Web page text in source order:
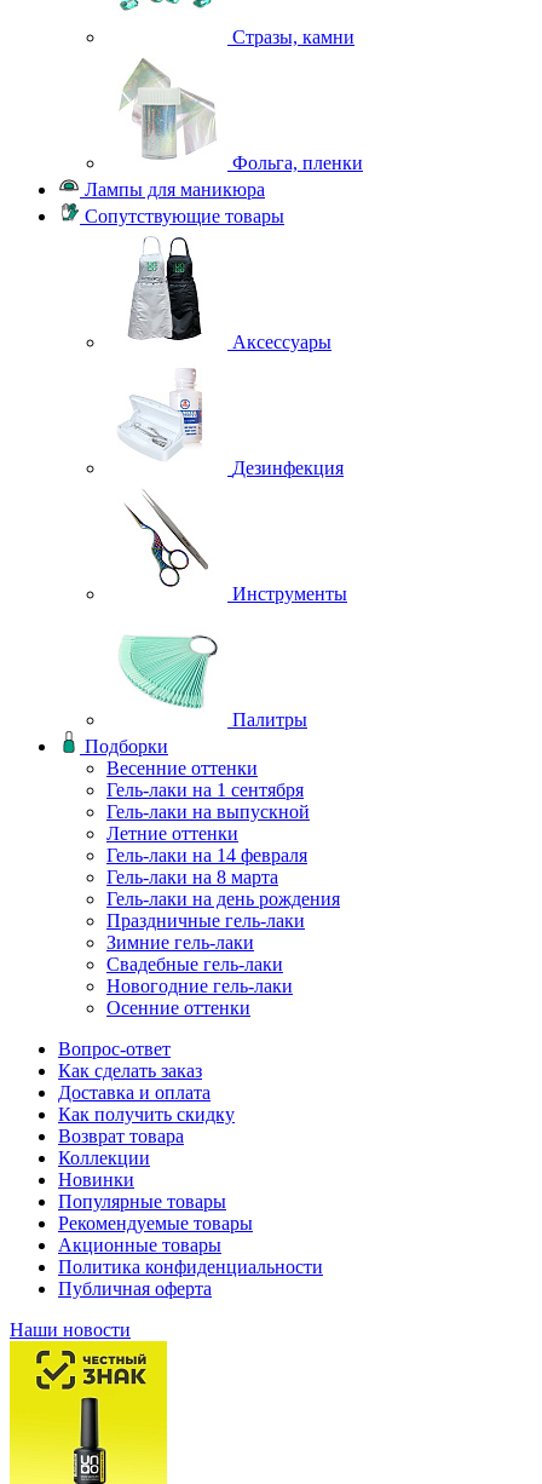
Стразы, камни
Фольга, пленки
Лампы для маникюра
Сопутствующие товары
Аксессуары
Дезинфекция
Инструменты
Палитры
Подборки
Весенние оттенки
Гель-лаки на 1 сентября
Гель-лаки на выпускной
Летние оттенки
Гель-лаки на 14 февраля
Гель-лаки на 8 марта
Гель-лаки на день рождения
Праздничные гель-лаки
Зимние гель-лаки
Свадебные гель-лаки
Новогодние гель-лаки
Осенние оттенки
Вопрос-ответ
Как сделать заказ
Доставка и оплата
Как получить скидку
Возврат товара
Коллекции
Новинки
Популярные товары
Рекомендуемые товары
Акционные товары
Политика конфиденциальности
Публичная оферта
Наши новости